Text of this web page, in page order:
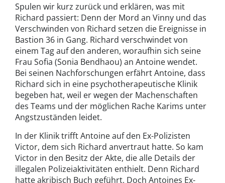
Spulen wir kurz zurück und erklären, was mit
Richard passiert: Denn der Mord an Vinny und das
Verschwinden von Richard setzen die Ereignisse in
Bastion 36 in Gang. Richard verschwindet von
einem Tag auf den anderen, woraufhin sich seine
Frau Sofia (Sonia Bendhaou) an Antoine wendet.
Bei seinen Nachforschungen erfährt Antoine, dass
Richard sich in eine psychotherapeutische Klinik
begeben hat, weil er wegen der Machenschaften
des Teams und der möglichen Rache Karims unter
Angstzuständen leidet.
In der Klinik trifft Antoine auf den Ex-Polizisten
Victor, dem sich Richard anvertraut hatte. So kam
Victor in den Besitz der Akte, die alle Details der
illegalen Polizeiaktivitäten enthielt. Denn Richard
hatte akribisch Buch geführt. Doch Antoines Ex-